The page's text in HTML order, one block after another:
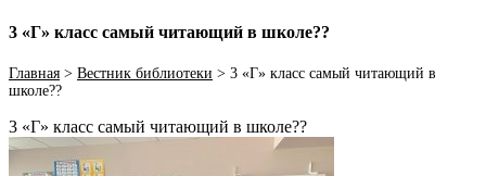
3 «Г» класс самый читающий в школе??
Главная > Вестник библиотеки > 3 «Г» класс самый читающий в
школе??
3 «Г» класс самый читающий в школе??